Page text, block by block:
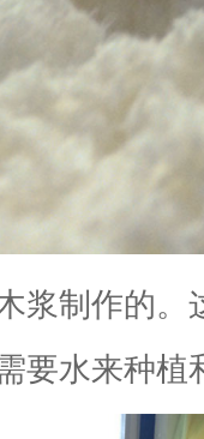
浆制作的。
要水来种植